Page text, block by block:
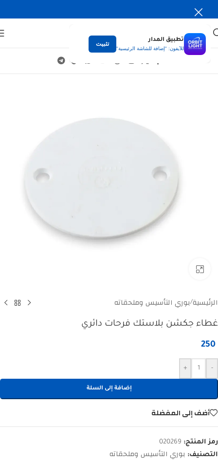
تطبيق المدار
للآيفون: "إضافة للشاشة الرئيسية"
تثبيت
الرئيسية/بوري التأسيس وملحقاته
غطاء جكشن بلاستك فرحات دائري
250
-
+
إضافة إلى السلة
أضف إلى المفضلة
رمز المنتج: 020269
التصنيف: بوري التأسيس وملحقاته